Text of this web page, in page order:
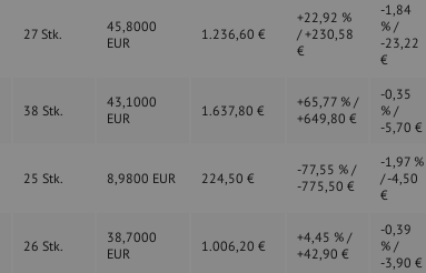
27 Stk.
45,8000
EUR
1.236,60 €
+22,92 %
/ +230,58
€
-1,84
% /
-23,22
€
38 Stk.
43,1000
EUR
1.637,80 €
+65,77 % /
+649,80 €
-0,35
% /
-5,70 €
25 Stk. 8,9800 EUR 224,50 €
-77,55 % /
-775,50 €
-1,97 %
/ -4,50
€
26 Stk.
38,7000
EUR
1.006,20 €
+4,45 % /
+42,90 €
-0,39
% /
-3,90 €